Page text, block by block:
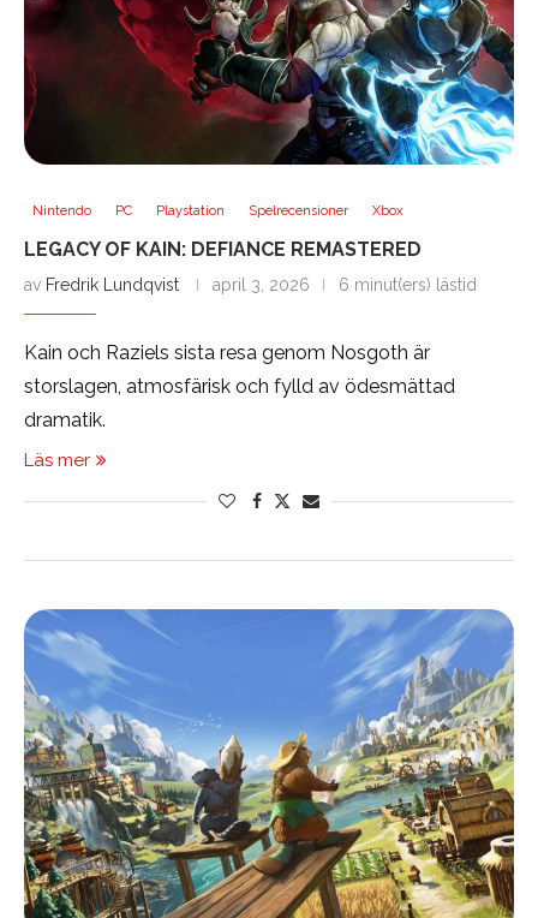
Nintendo PC Playstation Spelrecensioner Xbox
LEGACY OF KAIN: DEFIANCE REMASTERED
av Fredrik Lundqvist april 3, 2026 6 minut(ers) lästid
Kain och Raziels sista resa genom Nosgoth är
storslagen, atmosfärisk och fylld av ödesmättad
dramatik.
Läs mer